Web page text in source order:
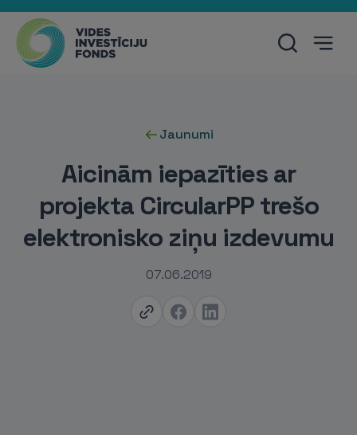
Jaunumi
Aicinām iepazīties ar
projekta CircularPP trešo
elektronisko ziņu izdevumu
07.06.2019